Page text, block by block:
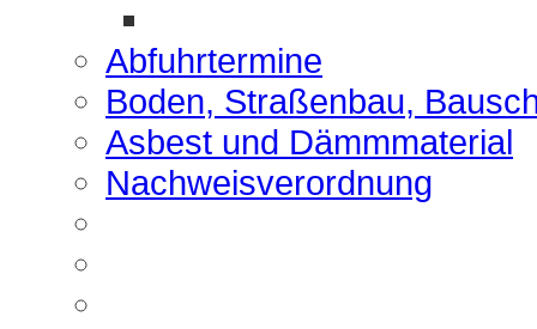
Abfuhrtermine
Boden, Straßenbau,
Asbest und Dämmmaterial
Nachweisverordnung